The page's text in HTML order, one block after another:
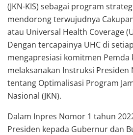
(JKN-KIS) sebagai program
mendorong terwujudnya
atau Universal Health Coverage
Dengan tercapainya UHC di
mengapresiasi komitmen Pemda
melaksanakan Instruksi Presiden
tentang Optimalisasi Program
Nasional (JKN).
Dalam Inpres Nomor 1 tahun
Presiden kepada Gubernur dan